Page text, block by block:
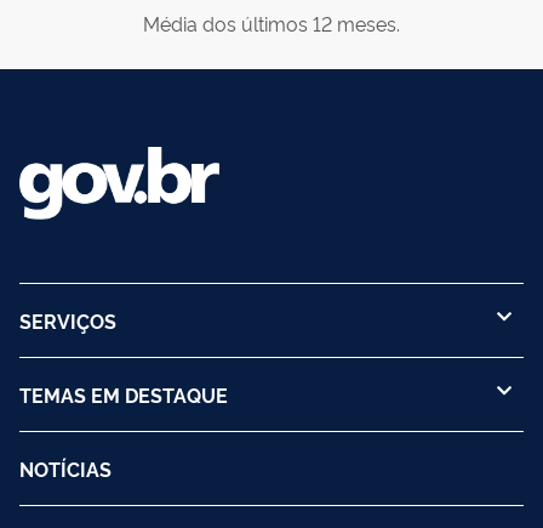
Média dos últimos 12 meses.
SERVIÇOS
TEMAS EM DESTAQUE
NOTÍCIAS